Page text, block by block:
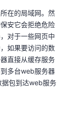
在的局域网。然
安它会拒绝危险
对于一些网页中
如果要访问的数
直接从缓存服务
多台web服务器
据包到达web服务